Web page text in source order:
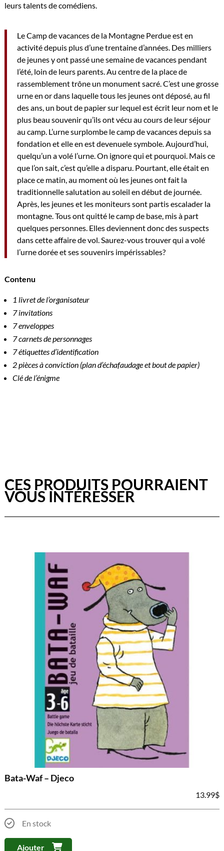
leurs talents de comédiens.
Le Camp de vacances de la Montagne Perdue est en
activité depuis plus d’une trentaine d’années. Des milliers
de jeunes y ont passé une semaine de vacances pendant
l’été, loin de leurs parents. Au centre de la place de
rassemblement trône un monument sacré. C’est une grosse
urne en or dans laquelle tous les jeunes ont déposé, au fil
des ans, un bout de papier sur lequel est écrit leur nom et le
plus beau souvenir qu’ils ont vécu au cours de leur séjour
au camp. L’urne surplombe le camp de vacances depuis sa
fondation et elle en est devenuele symbole. Aujourd’hui,
quelqu’un a volé l’urne. On ignore qui et pourquoi. Mais ce
que l’on sait, c’est qu’elle a disparu. Pourtant, elle était en
place ce matin, au moment où les jeunes ont fait la
traditionnelle salutation au soleil en début de journée.
Après, les jeunes et les moniteurs sont partis escalader la
montagne. Tous ont quitté le camp de base, mis à part
quelques personnes. Elles deviennent donc des suspects
dans cette affaire de vol. Saurez-vous trouver qui a volé
l’urne dorée et ses souvenirs impérissables?
Contenu
1 livret de l’organisateur
7 invitations
7 enveloppes
7 carnets de personnages
7 étiquettes d’identification
2 pièces à conviction (plan d’échafaudage et bout de papier)
Clé de l’énigme
CES PRODUITS POURRAIENT
VOUS INTÉRESSER
Bata-Waf – Djeco
13.99$
En stock
Ajouter